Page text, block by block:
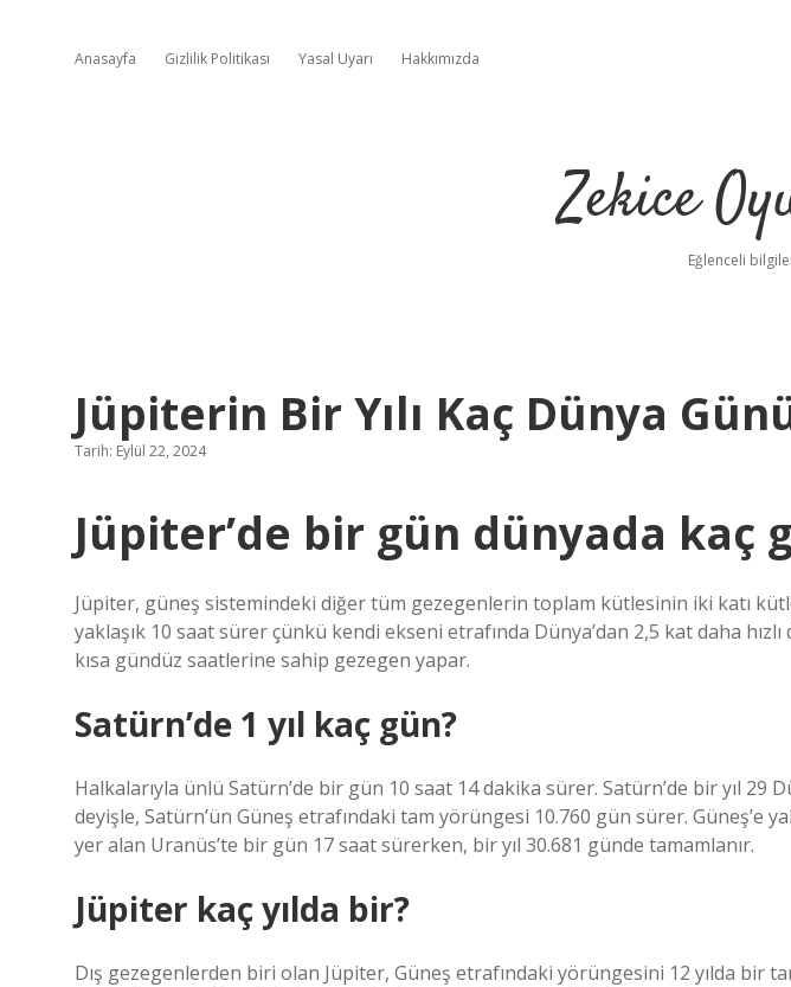
Anasayfa Gizlilik Politikası Yasal Uyarı Hakkımızda
Zekice
Eğlenceli
Jüpiterin Bir Yılı Kaç Dünya
Tarih: Eylül 22, 2024
Jüpiter’de bir gün dünyada kaç
Jüpiter, güneş sistemindeki diğer tüm gezegenlerin toplam kütlesinin iki katı
yaklaşık 10 saat sürer çünkü kendi ekseni etrafında Dünya’dan 2,5 kat daha
kısa gündüz saatlerine sahip gezegen yapar.
Satürn’de 1 yıl kaç gün?
Halkalarıyla ünlü Satürn’de bir gün 10 saat 14 dakika sürer. Satürn’de bir yıl 29
deyişle, Satürn’ün Güneş etrafındaki tam yörüngesi 10.760 gün sürer. Güneş’e
yer alan Uranüs’te bir gün 17 saat sürerken, bir yıl 30.681 günde tamamlanır.
Jüpiter kaç yılda bir?
Dış gezegenlerden biri olan Jüpiter, Güneş etrafındaki yörüngesini 12 yılda bir